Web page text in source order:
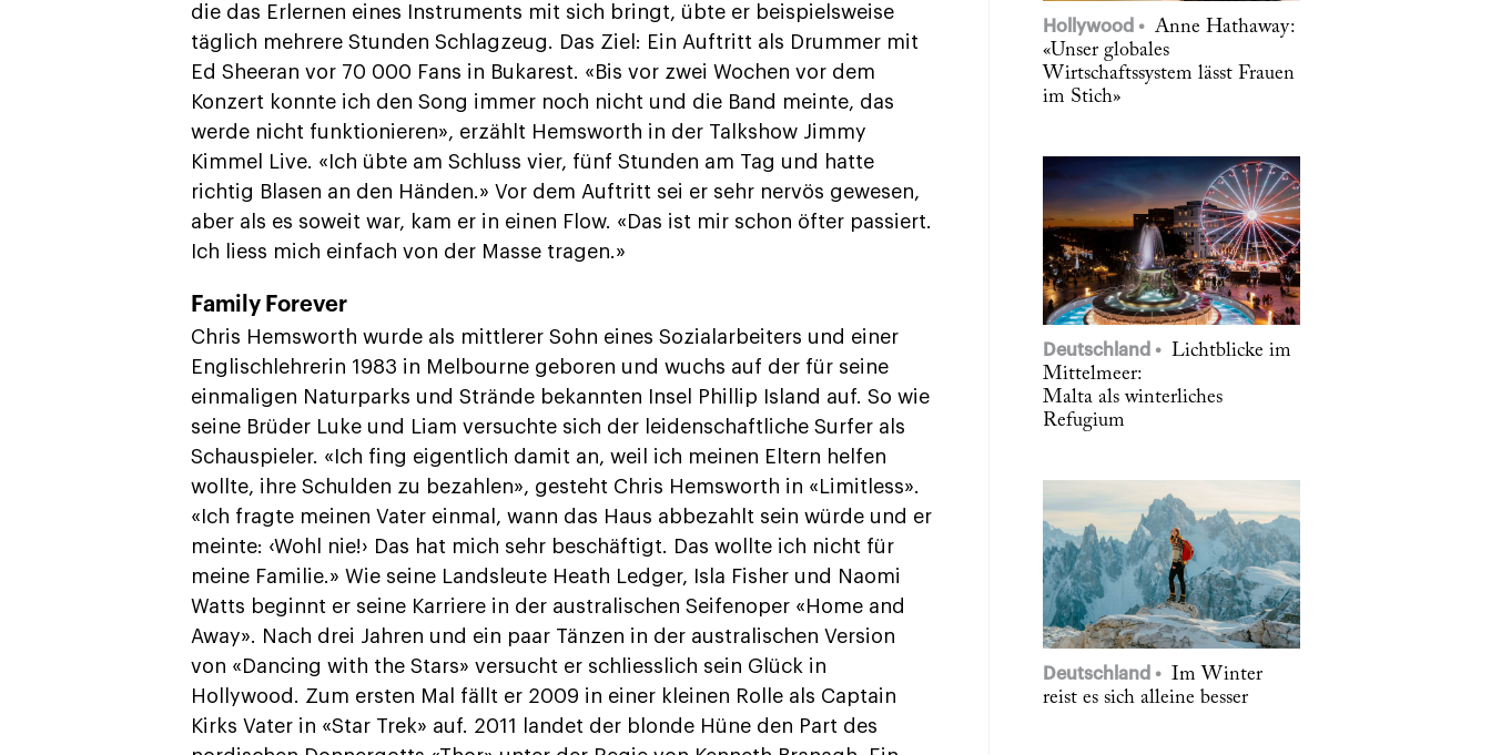
die das Erlernen eines Instruments mit sich bringt, übte er beispielsweise
täglich mehrere Stunden Schlagzeug. Das Ziel: Ein Auftritt als Drummer mit
Ed Sheeran vor 70 000 Fans in Bukarest. «Bis vor zwei Wochen vor dem
Konzert konnte ich den Song immer noch nicht und die Band meinte, das
werde nicht funktionieren», erzählt Hemsworth in der Talkshow Jimmy
Kimmel Live. «Ich übte am Schluss vier, fünf Stunden am Tag und hatte
richtig Blasen an den Händen.» Vor dem Auftritt sei er sehr nervös gewesen,
aber als es soweit war, kam er in einen Flow. «Das ist mir schon öfter passiert.
Ich liess mich einfach von der Masse tragen.»
Family Forever
Chris Hemsworth wurde als mittlerer Sohn eines Sozialarbeiters und einer
Englischlehrerin 1983 in Melbourne geboren und wuchs auf der für seine
einmaligen Naturparks und Strände bekannten Insel Phillip Island auf. So wie
seine Brüder Luke und Liam versuchte sich der leidenschaftliche Surfer als
Schauspieler. «Ich fing eigentlich damit an, weil ich meinen Eltern helfen
wollte, ihre Schulden zu bezahlen», gesteht Chris Hemsworth in «Limitless».
«Ich fragte meinen Vater einmal, wann das Haus abbezahlt sein würde und er
meinte: ‹Wohl nie!› Das hat mich sehr beschäftigt. Das wollte ich nicht für
meine Familie.» Wie seine Landsleute Heath Ledger, Isla Fisher und Naomi
Watts beginnt er seine Karriere in der australischen Seifenoper «Home and
Away». Nach drei Jahren und ein paar Tänzen in der australischen Version
von «Dancing with the Stars» versucht er schliesslich sein Glück in
Hollywood. Zum ersten Mal fällt er 2009 in einer kleinen Rolle als Captain
Kirks Vater in «Star Trek» auf. 2011 landet der blonde Hüne den Part des
Hollywood
Anne Hathaway:
«Unser globales
Wirtschaftssystem lässt Frauen
im Stich»
Deutschland
Lichtblicke im
Mittelmeer:
Malta als winterliches
Refugium
Deutschland
Im Winter
reist es sich alleine besser